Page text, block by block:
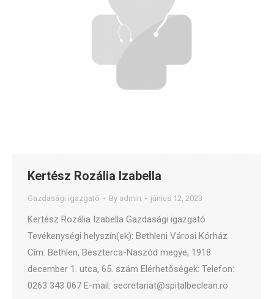
Kertész Rozália Izabella
Gazdasági igazgató By admin június 12, 2023
Kertész Rozália Izabella Gazdasági igazgató
Tevékenységi helyszín(ek): Bethleni Városi Kórház
Cím: Bethlen, Beszterca-Naszód megye, 1918
december 1. utca, 65. szám Elérhetőségek: Telefon:
0263 343 067 E-mail: secretariat@spitalbeclean.ro